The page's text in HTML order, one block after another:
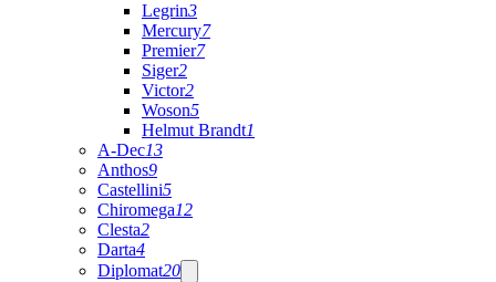
Legrin3
Mercury7
Premier7
Siger2
Victor2
Woson5
Helmut Brandt1
A-Dec13
Anthos9
Castellini5
Chiromega12
Clesta2
Darta4
Diplomat20